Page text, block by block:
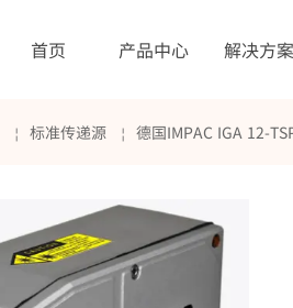
￤ 标准传递源 ￤ 德国IMPAC IGA 12-
首页 产品中心 解决方案